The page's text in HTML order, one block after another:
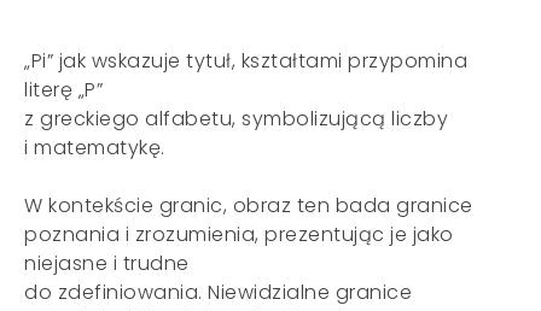
„Pi” jak wskazuje tytuł, kształtami przypomina
literę „P”
z greckiego alfabetu, symbolizującą liczby
i matematykę.
W kontekście granic, obraz ten bada granice
poznania i zrozumienia, prezentując je jako
niejasne i trudne
do zdefiniowania. Niewidzialne granice